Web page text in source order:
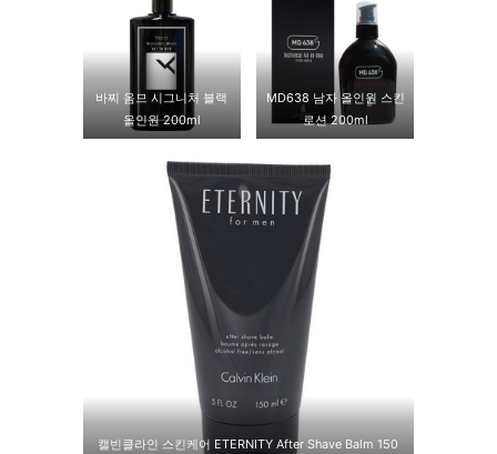
바찌 옴므 시그니처 블랙
올인원 200ml
MD638 남자 올인원 스킨
로션 200ml
캘빈클라인 스킨케어 ETERNITY After Shave Balm 150